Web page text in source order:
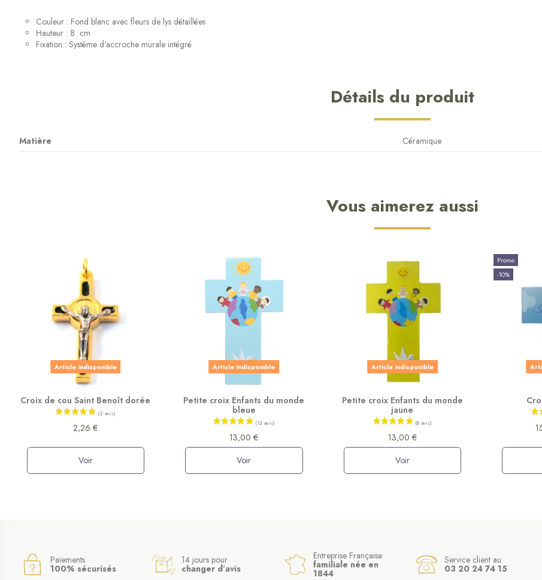
Couleur : Fond blanc avec fleurs de lys détaillées
Hauteur : 8 cm
Fixation : Système d'accroche murale intégré
Détails du produit
Matière Céramique
Vous aimerez aussi
Article indisponible
Croix de cou Saint Benoît dorée
2,26 €
Voir
Article indisponible
Petite croix Enfants du monde
bleue
13,00 €
Voir
Article indisponible
Petite croix Enfants du monde
jaune
13,00 €
Voir
Promo
-10%
Paiements
100% sécurisés
14 jours pour
changer d’avis
Entreprise Française
familiale née en
1844
Service client au
03 20 24 74 15